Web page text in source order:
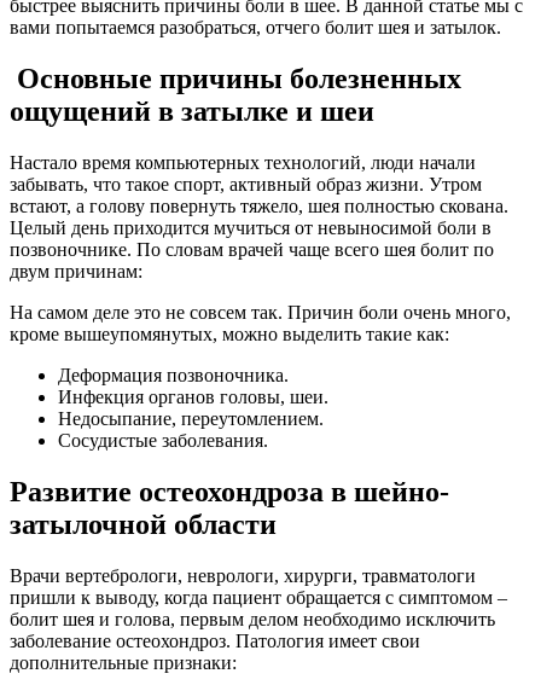
быстрее выяснить причины боли в шее. В данной статье мы с
вами попытаемся разобраться, отчего болит шея и затылок.
Основные причины болезненных
ощущений в затылке и шеи
Настало время компьютерных технологий, люди начали
забывать, что такое спорт, активный образ жизни. Утром
встают, а голову повернуть тяжело, шея полностью скована.
Целый день приходится мучиться от невыносимой боли в
позвоночнике. По словам врачей чаще всего шея болит по
двум причинам:
На самом деле это не совсем так. Причин боли очень много,
кроме вышеупомянутых, можно выделить такие как:
Деформация позвоночника.
Инфекция органов головы, шеи.
Недосыпание, переутомлением.
Сосудистые заболевания.
Развитие остеохондроза в шейно-
затылочной области
Врачи вертебрологи, неврологи, хирурги, травматологи
пришли к выводу, когда пациент обращается с симптомом –
болит шея и голова, первым делом необходимо исключить
заболевание остеохондроз. Патология имеет свои
дополнительные признаки: